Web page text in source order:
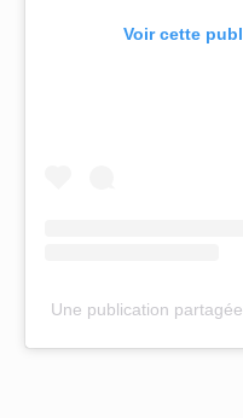
Voir cette
Une publication